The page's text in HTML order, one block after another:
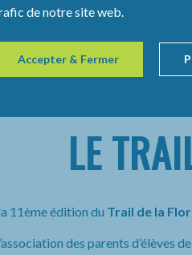
LE
11ème édition du Trail de la
des parents d’élèves de
de notre site web.
Accepter & Fermer